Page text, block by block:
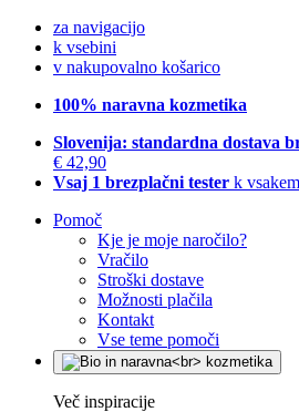
za navigacijo
k vsebini
v nakupovalno košarico
100% naravna kozmetika
Slovenija: standardna dostava
€ 42,90
Vsaj 1 brezplačni tester k
Pomoč
Kje je moje naročilo?
Vračilo
Stroški dostave
Možnosti plačila
Kontakt
Vse teme pomoči
Več inspiracije